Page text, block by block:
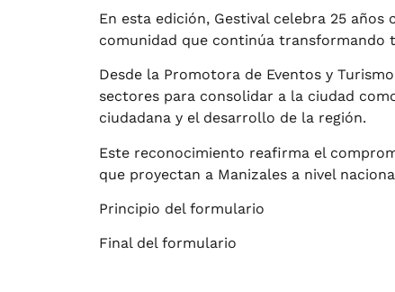
En esta edición, Gestival celebra 25
comunidad que continúa transformando
Desde la Promotora de Eventos y
sectores para consolidar a la ciudad
ciudadana y el desarrollo de la región.
Este reconocimiento reafirma el
que proyectan a Manizales a nivel
Principio del formulario
Final del formulario